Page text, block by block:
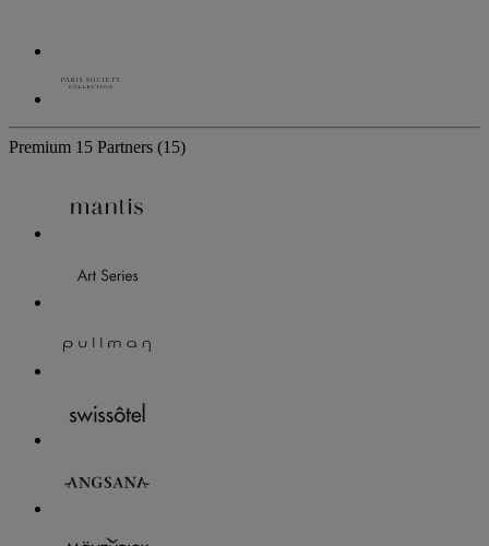
Premium 15 Partners (15)